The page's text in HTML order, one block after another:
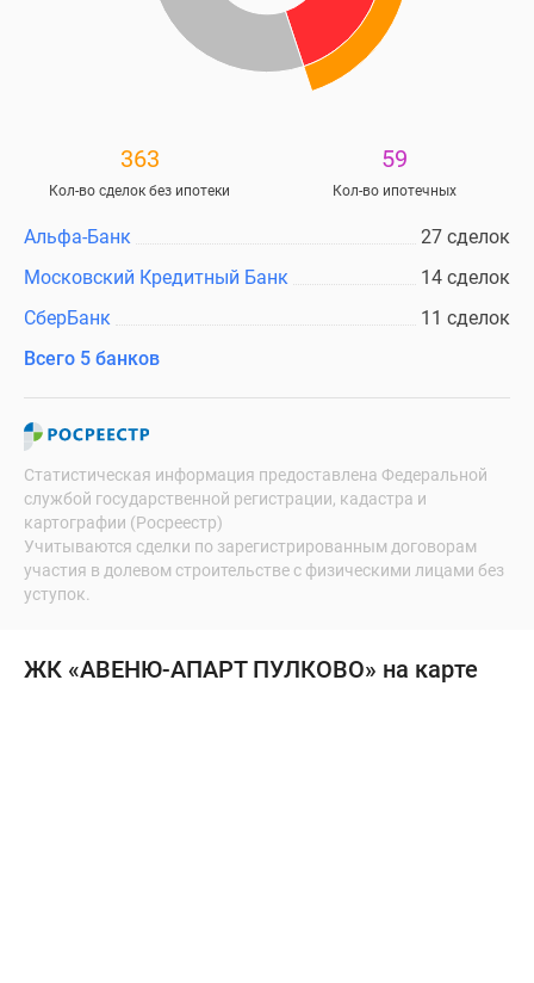
363
Кол-во сделок без ипотеки
59
Кол-во ипотечных
27 сделок
Альфа-Банк
14 сделок
Московский Кредитный Банк
11 сделок
СберБанк
Всего 5 банков
Статистическая информация предоставлена Федеральной
службой государственной регистрации, кадастра и
картографии (Росреестр)
Учитываются сделки по зарегистрированным договорам
участия в долевом строительстве с физическими лицами без
уступок.
ЖК «АВЕНЮ-АПАРТ ПУЛКОВО» на карте